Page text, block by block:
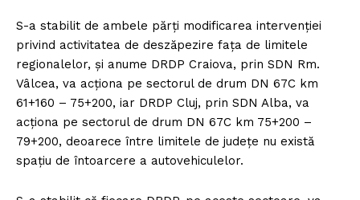
S-a stabilit de ambele părți modificarea intervenției
privind activitatea de deszăpezire fața de limitele
regionalelor, și anume DRDP Craiova, prin SDN Rm.
Vâlcea, va acționa pe sectorul de drum DN 67C km
61+160 – 75+200, iar DRDP Cluj, prin SDN Alba, va
acționa pe sectorul de drum DN 67C km 75+200 –
79+200, deoarece între limitele de județe nu există
spațiu de întoarcere a autovehiculelor.